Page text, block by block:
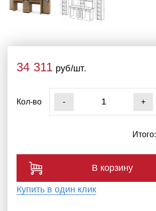
34 311 руб/шт.
Кол-во - +
Итого:
В корзину
Купить в один клик